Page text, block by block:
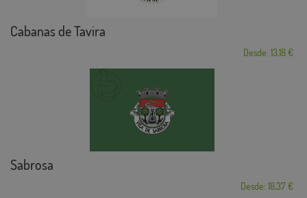
Cabanas de Tavira
Desde: 13,18 €
Sabrosa
Desde: 18,37 €